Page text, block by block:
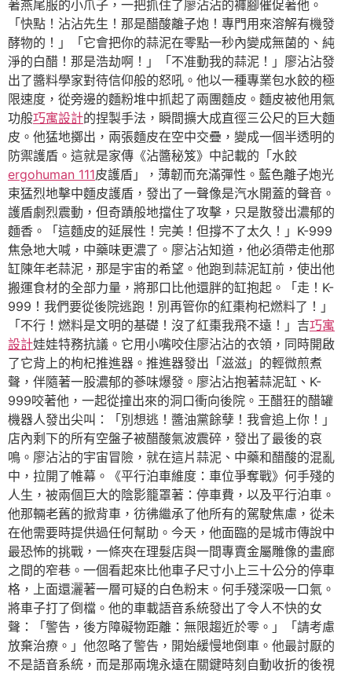
著燕尾服的小爪子，一把抓住了廖沾沾的褲腳催促著他。
「快點！沾沾先生！那是醋酸離子炮！專門用來溶解有機發
酵物的！」「它會把你的蒜泥在零點一秒內變成無菌的、純
淨的白醋！那是浩劫啊！」「不准動我的蒜泥！」廖沾沾發
出了醬料學家對待信仰般的怒吼。他以一種專業包水餃的極
限速度，從旁邊的麵粉堆中抓起了兩團麵皮。麵皮被他用氣
功般巧寓設計的捏製手法，瞬間擴大成直徑三公尺的巨大麵
皮。他猛地擲出，兩張麵皮在空中交疊，變成一個半透明的
防禦護盾。這就是家傳《沾醬秘笈》中記載的「水餃
ergohuman 111皮護盾」，薄韌而充滿彈性。藍色離子炮光
束猛烈地擊中麵皮護盾，發出了一聲像是汽水開蓋的聲音。
護盾劇烈震動，但奇蹟般地擋住了攻擊，只是散發出濃郁的
麵香。「這麵皮的延展性！完美！但撐不了太久！」K-999
焦急地大喊，中藥味更濃了。廖沾沾知道，他必須帶走他那
缸陳年老蒜泥，那是宇宙的希望。他跑到蒜泥缸前，使出他
搬運食材的全部力量，將那口比他還胖的缸抱起。「走！K-
999！我們要從後院逃跑！別再管你的紅棗枸杞燃料了！」
「不行！燃料是文明的基礎！沒了紅棗我飛不遠！」吉巧寓
設計娃娃特務抗議。它用小嘴咬住廖沾沾的衣領，同時開啟
了它背上的枸杞推進器。推進器發出「滋滋」的輕微煎煮
聲，伴隨著一股濃郁的蔘味爆發。廖沾沾抱著蒜泥缸、K-
999咬著他，一起從撞出來的洞口衝向後院。王醋狂的醋罐
機器人發出尖叫：「別想逃！醬油黨餘孽！我會追上你！」
店內剩下的所有空盤子被醋酸氣波震碎，發出了最後的哀
鳴。廖沾沾的宇宙冒險，就在這片蒜泥、中藥和醋酸的混亂
中，拉開了帷幕。《平行泊車維度：車位爭奪戰》何手殘的
人生，被兩個巨大的陰影籠罩著：停車費，以及平行泊車。
他那輛老舊的掀背車，彷彿繼承了他所有的駕駛焦慮，從未
在他需要時提供過任何幫助。今天，他面臨的是城市傳說中
最恐怖的挑戰，一條夾在理髮店與一間專賣金屬雕像的畫廊
之間的窄巷。一個看起來比他車子尺寸小上三十公分的停車
格，上面還灑著一層可疑的白色粉末。何手殘深吸一口氣。
將車子打了倒檔。他的車載語音系統發出了令人不快的女
聲：「警告，後方障礙物距離：無限趨近於零。」「請考慮
放棄治療。」他忽略了警告，開始緩慢地倒車。他最討厭的
不是語音系統，而是那兩塊永遠在關鍵時刻自動收折的後視